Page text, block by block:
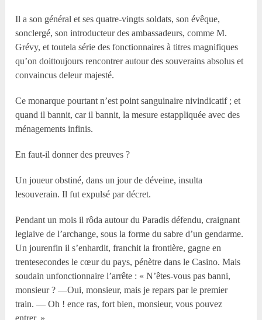
Il a son général et ses quatre-vingts soldats, son évêque,
sonclergé, son introducteur des ambassadeurs, comme M.
Grévy, et toutela série des fonctionnaires à titres magnifiques
qu’on doittoujours rencontrer autour des souverains absolus et
convaincus deleur majesté.
Ce monarque pourtant n’est point sanguinaire nivindicatif ; et
quand il bannit, car il bannit, la mesure estappliquée avec des
ménagements infinis.
En faut-il donner des preuves ?
Un joueur obstiné, dans un jour de déveine, insulta
lesouverain. Il fut expulsé par décret.
Pendant un mois il rôda autour du Paradis défendu, craignant
leglaive de l’archange, sous la forme du sabre d’un gendarme.
Un jourenfin il s’enhardit, franchit la frontière, gagne en
trentesecondes le cœur du pays, pénètre dans le Casino. Mais
soudain unfonctionnaire l’arrête : « N’êtes-vous pas banni,
monsieur ? —Oui, monsieur, mais je repars par le premier
train. — Oh ! ence ras, fort bien, monsieur, vous pouvez